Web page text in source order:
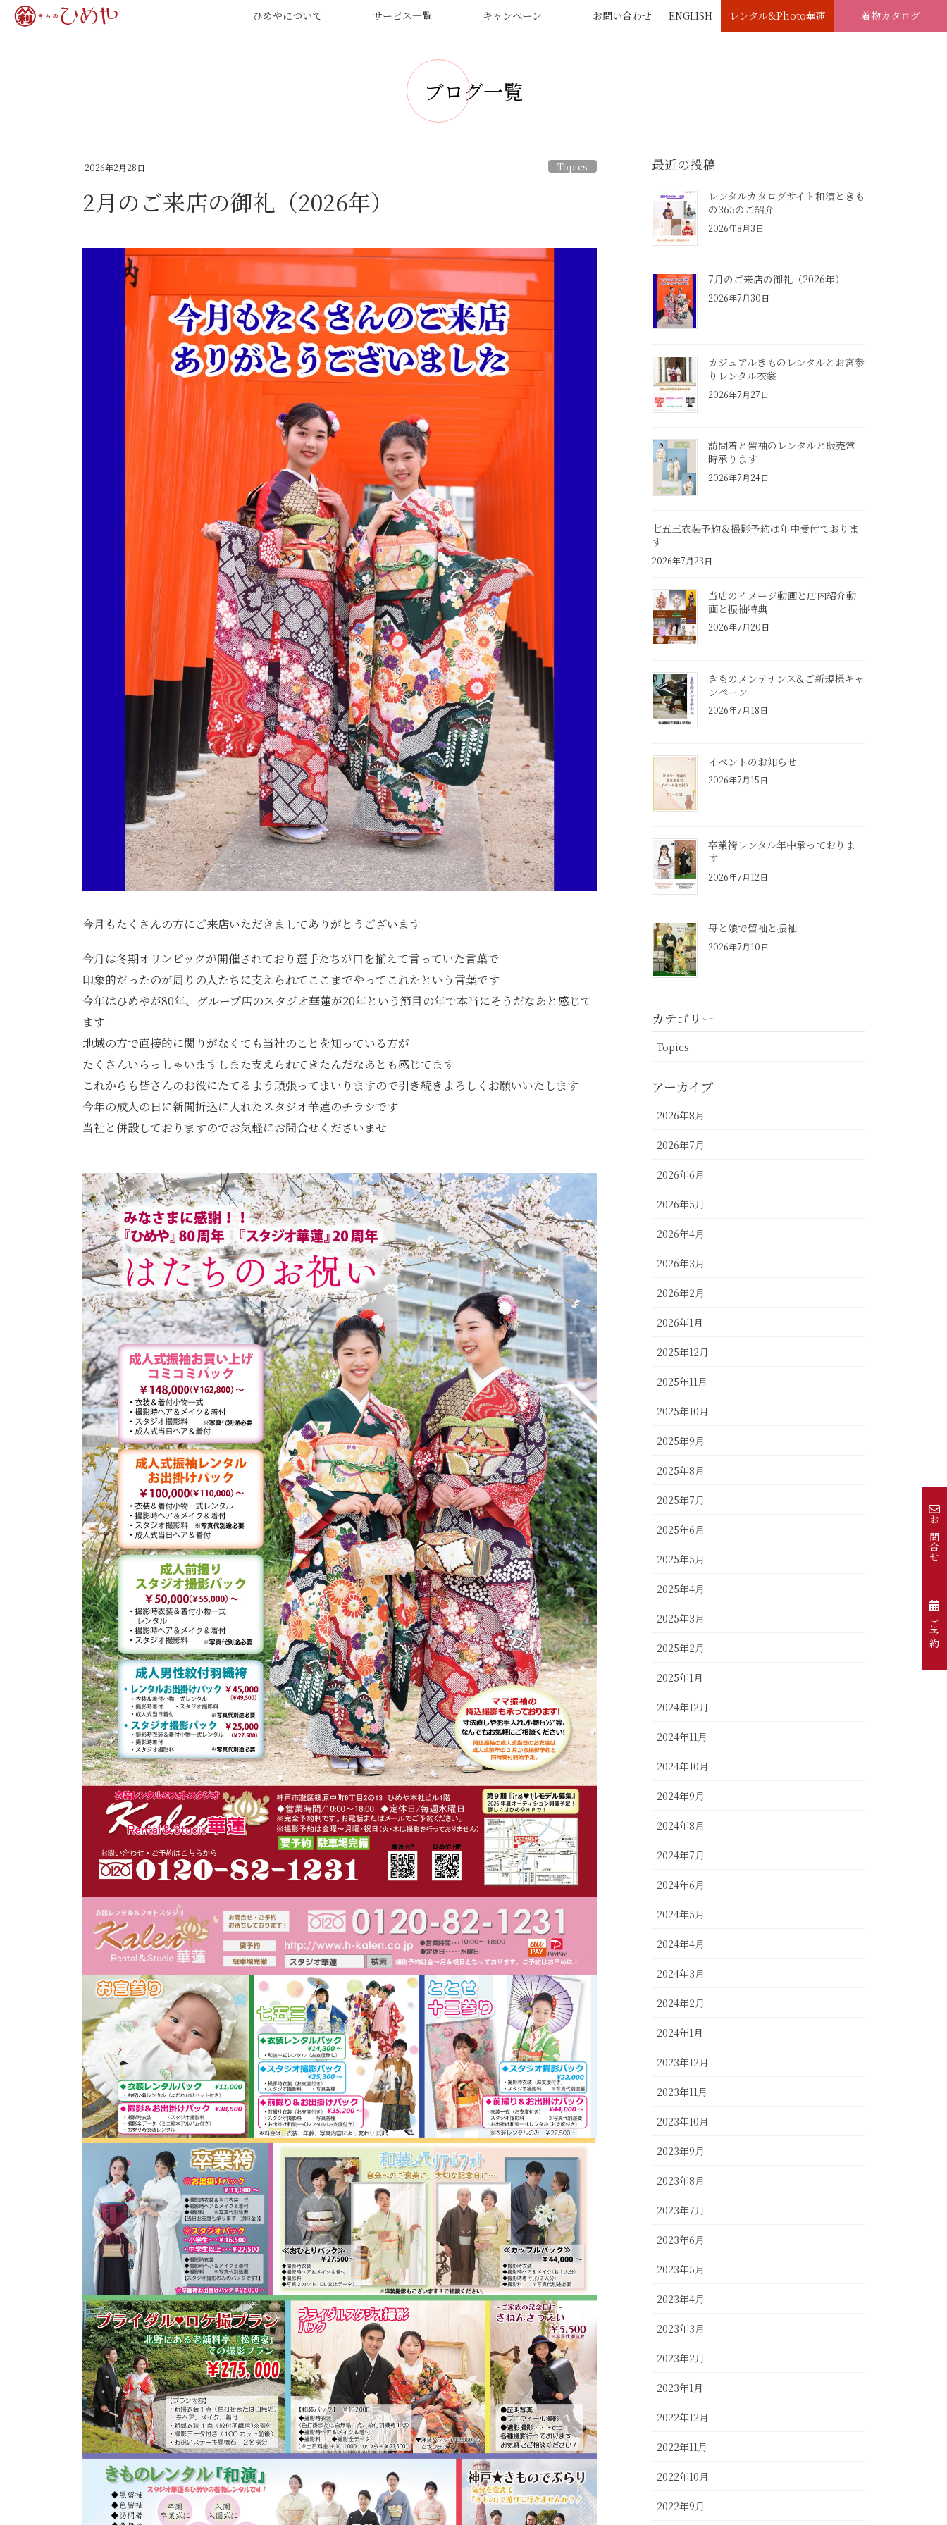
ひめやについて サービス一覧 キャンペーン お問い合わせ ENGLISH レンタル&Photo華蓮 着物カタログ
ブログ一覧
2026年2月28日 Topics
2月のご来店の御礼（2026年）
今月もたくさんの方にご来店いただきましてありがとうございます
今月は冬期オリンピックが開催されており選手たちが口を揃えて言っていた言葉で
印象的だったのが周りの人たちに支えられてここまでやってこれたという言葉です
今年はひめやが80年、グループ店のスタジオ華蓮が20年という節目の年で本当にそうだなあと感じて
ます
地域の方で直接的に関りがなくても当社のことを知っている方が
たくさんいらっしゃいますしまた支えられてきたんだなあとも感じてます
これからも皆さんのお役にたてるよう頑張ってまいりますので引き続きよろしくお願いいたします
今年の成人の日に新聞折込に入れたスタジオ華蓮のチラシです
当社と併設しておりますのでお気軽にお問合せくださいませ
最近の投稿
レンタルカタログサイト和演ときも
の365のご紹介
2026年8月3日
7月のご来店の御礼（2026年）
2026年7月30日
カジュアルきものレンタルとお宮参
りレンタル衣裳
2026年7月27日
訪問着と留袖のレンタルと販売常
時承ります
2026年7月24日
七五三衣装予約＆撮影予約は年中受付ておりま
す
2026年7月23日
当店のイメージ動画と店内紹介動
画と振袖特典
2026年7月20日
きものメンテナンス&ご新規様キャ
ンペーン
2026年7月18日
イベントのお知らせ
2026年7月15日
卒業袴レンタル年中承っておりま
す
2026年7月12日
母と娘で留袖と振袖
2026年7月10日
カテゴリー
Topics
アーカイブ
2026年8月
2026年7月
2026年6月
2026年5月
2026年4月
2026年3月
2026年2月
2026年1月
2025年12月
2025年11月
2025年10月
2025年9月
2025年8月
2025年7月
2025年6月
2025年5月
2025年4月
2025年3月
2025年2月
2025年1月
2024年12月
2024年11月
2024年10月
2024年9月
2024年8月
2024年7月
2024年6月
2024年5月
2024年4月
2024年3月
2024年2月
2024年1月
2023年12月
2023年11月
2023年10月
2023年9月
2023年8月
2023年7月
2023年6月
2023年5月
2023年4月
2023年3月
2023年2月
2023年1月
2022年12月
2022年11月
2022年10月
2022年9月
お問合せ
ご予約